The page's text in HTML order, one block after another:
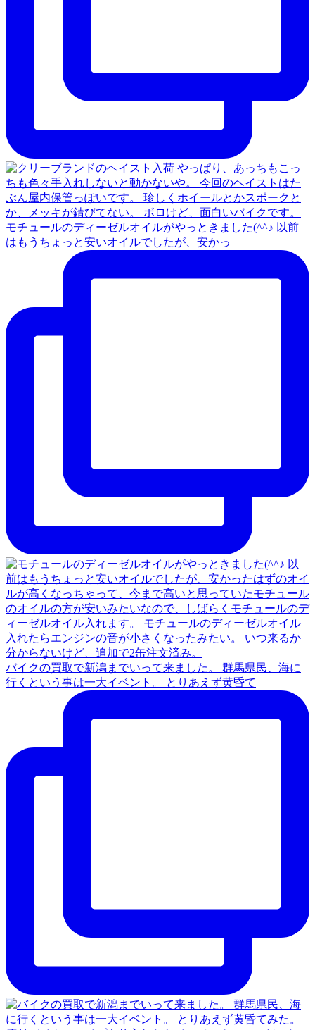
モチュールのディーゼルオイルがやっときました(^^♪ 以前
はもうちょっと安いオイルでしたが、安かっ
バイクの買取で新潟までいって来ました。 群馬県民、海に
行くという事は一大イベント。 とりあえず黄昏て